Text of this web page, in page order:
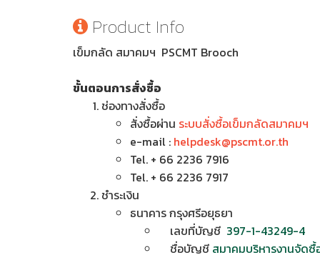
Product Info
เข็มกลัด สมาคมฯ PSCMT Brooch
ขั้นตอนการสั่งซื้อ
ช่องทางสั่งซื้อ
สั่งซื้อผ่าน ระบบสั่งซื้อเข็มกลัดสมาคมฯ
e-mail : helpdesk@pscmt.or.th
Tel. + 66 2236 7916
Tel. + 66 2236 7917
ชำระเงิน
ธนาคาร กรุงศรีอยุธยา
เลขที่บัญชี 397-1-43249-4
ชื่อบัญชี สมาคมบริหารงานจัด